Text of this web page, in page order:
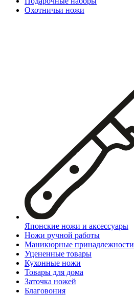
Охотничьи ножи
Японские ножи и аксессуары
Ножи ручной работы
Маникюрные принадлежности
Уцененные товары
Кухонные ножи
Товары для дома
Заточка ножей
Благовония